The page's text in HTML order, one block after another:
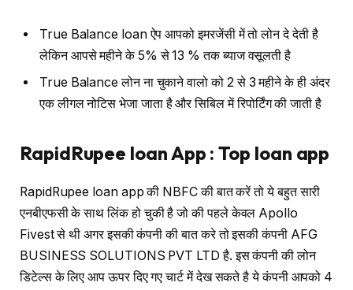
True Balance loan ऐप आपको इमरजेंसी में तो लोन दे देती है
लेकिन आपसे महीने के 5% से 13 % तक ब्याज वसूलती है
True Balance लोन ना चुकाने वालो को 2 से 3 महीने के ही अंदर
एक लीगल नोटिस भेजा जाता है और सिबिल में रिपोर्टिंग की जाती है
RapidRupee loan App : Top loan app
RapidRupee loan app की NBFC की बात करें तो ये बहुत सारी
एनबीएफसी के साथ लिंक हो चुकी है जो की पहले केवल Apollo
Fivest से थी अगर इसकी कंपनी की बात करे तो इसकी कंपनी AFG
BUSINESS SOLUTIONS PVT LTD है. इस कंपनी की लोन
डिटेल्स के लिए आप ऊपर दिए गए चार्ट में देख सकते है ये कंपनी आपको 4